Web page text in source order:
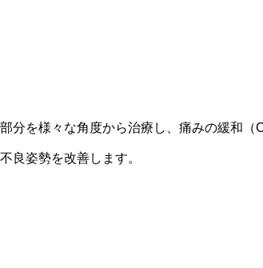
を様々な角度から治療し、痛みの緩和（
良姿勢を改善します。